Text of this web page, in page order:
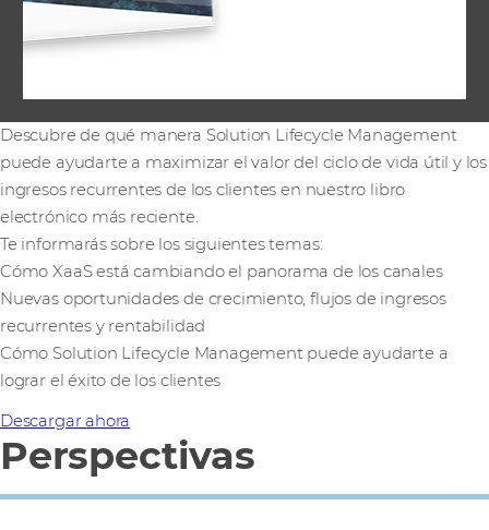
Descubre de qué manera Solution Lifecycle Management
puede ayudarte a maximizar el valor del ciclo de vida útil y los
ingresos recurrentes de los clientes en nuestro libro
electrónico más reciente.
Te informarás sobre los siguientes temas:
Cómo XaaS está cambiando el panorama de los canales
Nuevas oportunidades de crecimiento, flujos de ingresos
recurrentes y rentabilidad
Cómo Solution Lifecycle Management puede ayudarte a
lograr el éxito de los clientes
Descargar ahora
Perspectivas